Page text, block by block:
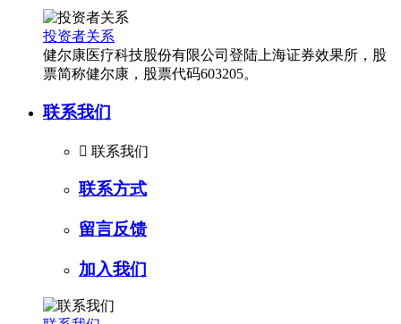
投资者关系
健尔康医疗科技股份有限公司登陆上海证券效果所，股
票简称健尔康，股票代码603205。
联系我们
 联系我们
联系方式
留言反馈
加入我们